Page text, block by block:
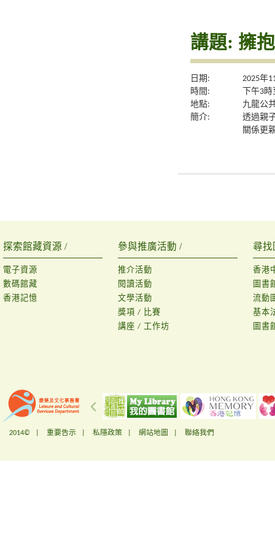
講題: 擁
日期:
2025年
時間:
下午3
地點:
九龍公
簡介:
透過親
關係更
探索館藏資源 /
電子資源
數碼館藏
香港記憶
參與推廣活動 /
推介活動
閱讀活動
文學活動
獎項 / 比賽
講座 / 工作坊
尋找
香港
圖書
流動
基本
圖書
2014© | 重要告示 私隱政策 網站地圖 聯絡我們